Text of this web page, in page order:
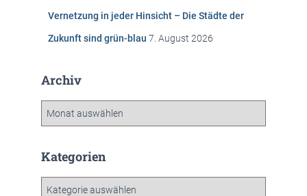
Vernetzung in jeder Hinsicht – Die Städte der
Zukunft sind grün-blau 7. August 2026
Archiv
h
Kategorien